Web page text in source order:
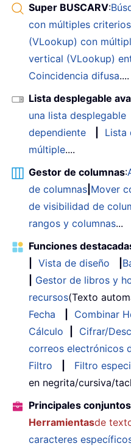
Super BUSCARV:
con múltiples criterios
(VLookup) con
vertical (VLookup)
Coincidencia difusa....
Lista desplegable
una lista desplegable
dependiente
Lista
múltiple....
Gestor de columnas:
de columnas Mover
de visibilidad de
rangos y columnas...
Funciones
Vista de diseño
Gestor de libros y
recursos(Texto
Fecha
Combinar
Cálculo
Cifrar/
correos electrónicos
Filtro
Filtro
en negrita/cursiva/
Principales
Herramientasde
caracteres